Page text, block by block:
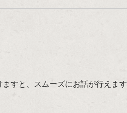
すと、スムーズにお話が行えます